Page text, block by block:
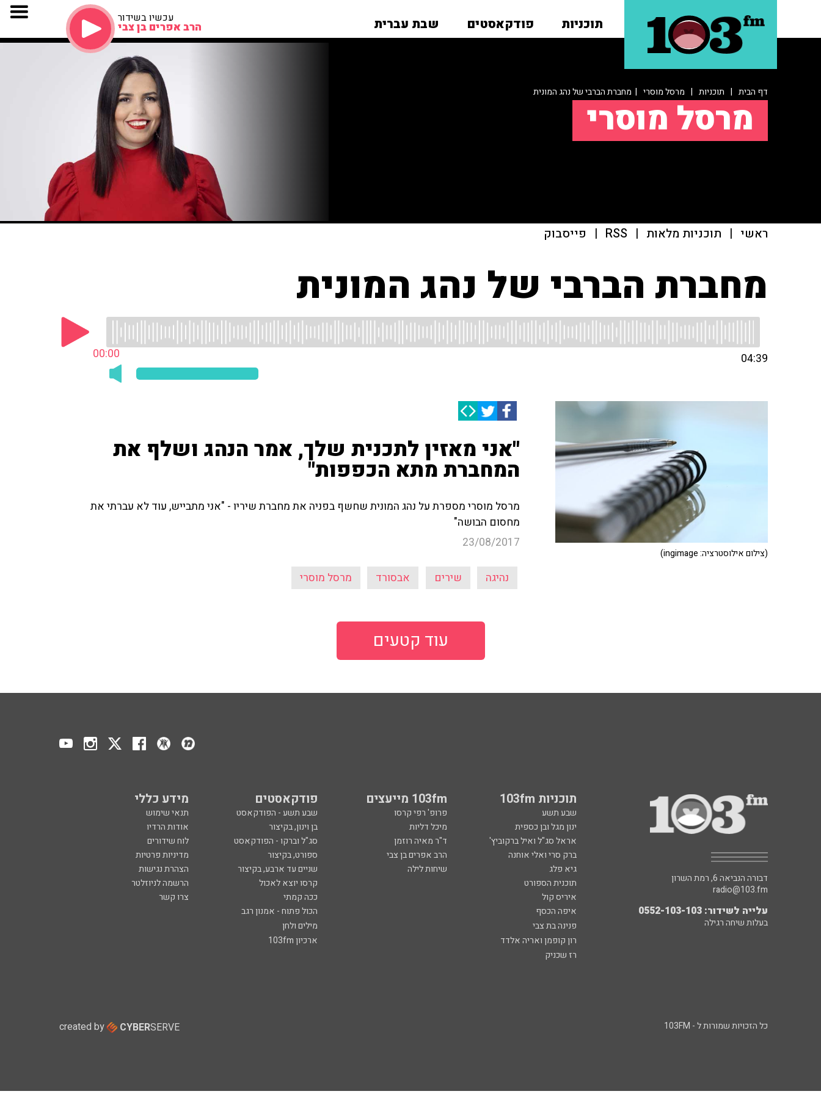
תוכניות פודקאסטים שבת עברית עכשיו בשידור
הרב אפרים בן צבי
דף הבית | תוכניות | מרסל מוסרי | מחברת הברבי של נהג המונית
מרסל מוסרי
ראשי | תוכניות מלאות |
RSS
| פייסבוק
מחברת הברבי של נהג המונית
00:00 04:39
"אני מאזין לתכנית שלך, אמר הנהג ושלף את
המחברת מתא הכפפות"
מרסל מוסרי מספרת על נהג המונית שחשף בפניה את מחברת שיריו - "אני מתבייש, עוד לא עברתי את
מחסום הבושה"
23/08/2017
נהיגה שירים אבסורד מרסל מוסרי
(צילום אילוסטרציה: ingimage)
עוד קטעים
תוכניות 103fm 103fm מייעצים פודקאסטים מידע כללי
שבע תשע פרופ' רפי קרסו שבע תשע - הפודקאסט
תנאי שימוש
ינון מגל ובן כספית
מיכל דליות בן וינון, בקיצור
אודות הרדיו
אראל סג"ל ואיל ברקוביץ'
ד"ר מאיה רוזמן סג"ל וברקו - הפודקאסט
לוח שידורים
ברק סרי ואלי אוחנה
הרב אפרים בן צבי ספורט, בקיצור
מדיניות פרטיות
גיא פלג
שיחות לילה שניים עד ארבע, בקיצור
הצהרת נגישות
תוכנית הספורט
קרסו יוצא לאכול
הרשמה לניוזלטר
איריס קול
ככה קמתי
צרו קשר
איפה הכסף
הכול פתוח - אמנון רגב
פנינה בת צבי
מילים ולחן
רון קופמן ואריה אלדד
ארכיון 103fm
רז שכניק
דבורה הנביאה 6, רמת השרון
radio@103.fm
עלייה לשידור: 0552-103-103
בעלות שיחה רגילה
כל הזכויות שמורות ל - 103FM created by CYBERSERVE